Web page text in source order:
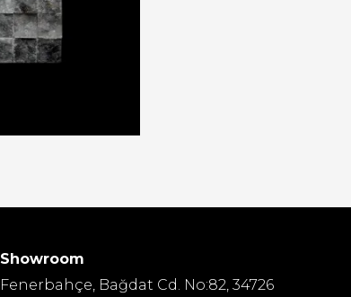
Showroom
Fenerbahçe, Bağdat Cd. No:82, 34726